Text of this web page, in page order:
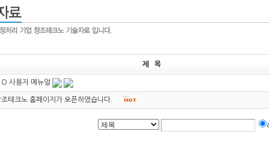
제 목
사용자 메뉴얼
조테크노 홈페이지가 오픈하였습니다.